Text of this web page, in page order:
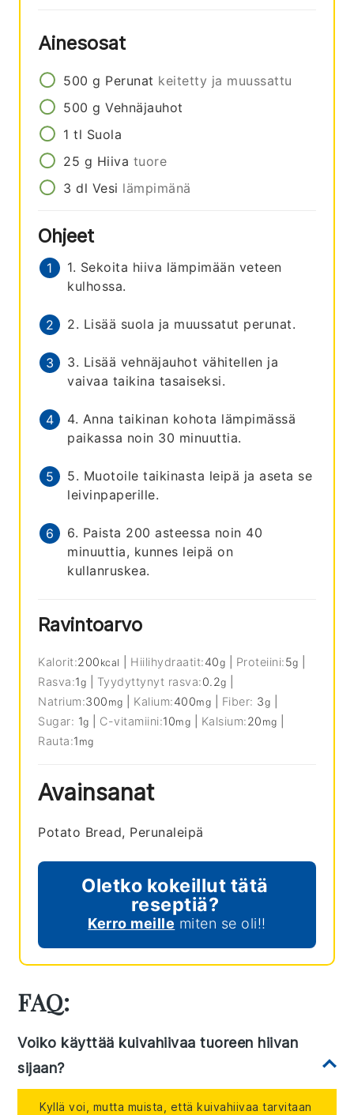
Ainesosat
500 g Perunat keitetty ja muussattu
500 g Vehnäjauhot
1 tl Suola
25 g Hiiva tuore
3 dl Vesi lämpimänä
Ohjeet
1. Sekoita hiiva lämpimään veteen
kulhossa.
2. Lisää suola ja muussatut perunat.
3. Lisää vehnäjauhot vähitellen ja
vaivaa taikina tasaiseksi.
4. Anna taikinan kohota lämpimässä
paikassa noin 30 minuuttia.
5. Muotoile taikinasta leipä ja aseta se
leivinpaperille.
6. Paista 200 asteessa noin 40
minuuttia, kunnes leipä on
kullanruskea.
Ravintoarvo
Kalorit:200 kcal Hiilihydraatit:40g Proteiini:5g
Rasva:1g Tyydyttynyt rasva:0.2g
Natrium:300 mg Kalium:400mg Fiber: 3g
Sugar: 1g C-vitamiini:10mg Kalsium:20 mg
Rauta:1 mg
Avainsanat
Potato Bread, Perunaleipä
Oletko kokeillut tätä
reseptiä?
Kerro meille miten se oli!!
FAQ:
Voiko käyttää kuivahiivaa tuoreen hiivan
sijaan?
Kyllä voi, mutta muista, että kuivahiivaa tarvitaan